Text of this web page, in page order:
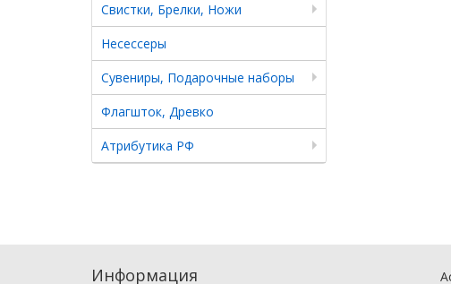
Свистки, Брелки, Ножи
Несессеры
Сувениры, Подарочные наборы
Флагшток, Древко
Атрибутика РФ
Информация